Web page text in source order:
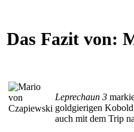
Das Fazit von:
Leprechaun 3
goldgierigen
auch mit dem Trip